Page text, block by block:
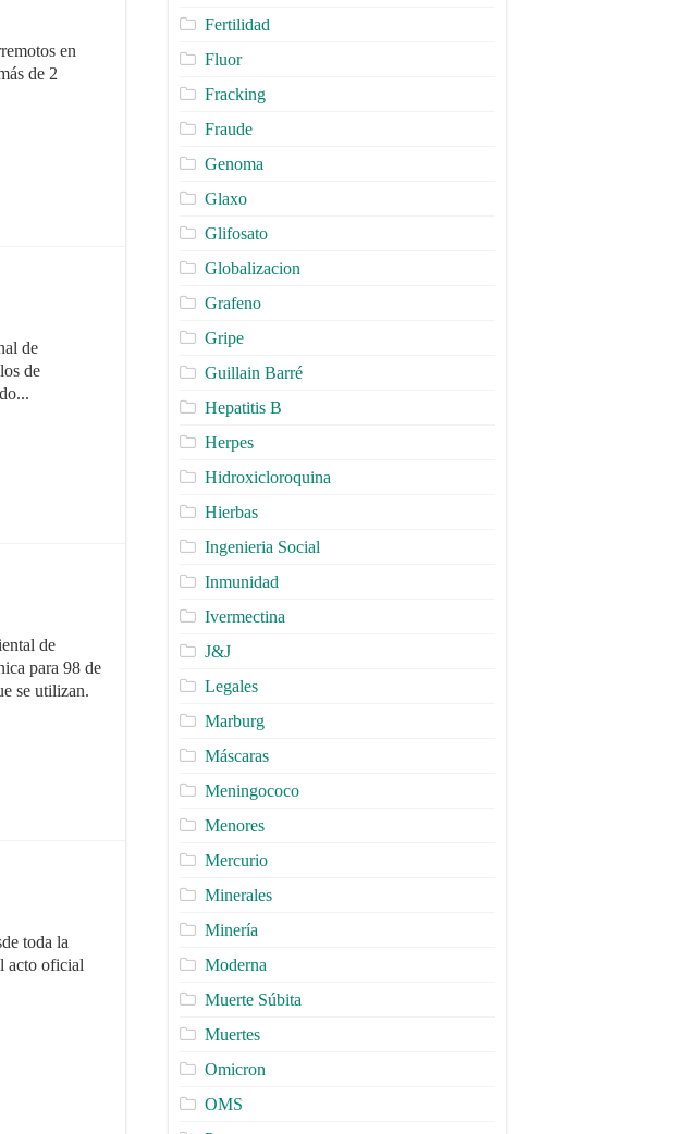
en
de 2
de
de
de
para 98 de
se utilizan.
toda la
acto oficial
Fertilidad
Fluor
Fracking
Fraude
Genoma
Glaxo
Glifosato
Globalizacion
Grafeno
Gripe
Guillain Barré
Hepatitis B
Herpes
Hidroxicloroquina
Hierbas
Ingenieria Social
Inmunidad
Ivermectina
J&J
Legales
Marburg
Máscaras
Meningococo
Menores
Mercurio
Minerales
Minería
Moderna
Muerte Súbita
Muertes
Omicron
OMS